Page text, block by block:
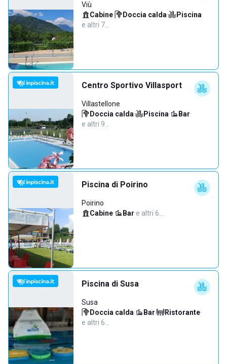
Viù
Cabine· Doccia calda· Piscina·
e altri 7…
Centro Sportivo Villasport
Villastellone
Doccia calda· Piscina· Bar·
e altri 9…
Piscina di Poirino
Poirino
Cabine· Bar·e altri 6…
Piscina di Susa
Susa
Doccia calda· Bar· Ristorante·
e altri 6…